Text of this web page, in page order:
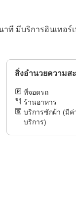
ที มีบริการอินเทอร์
สิ่งอำนวยความส
ที่จอดรถ
ร้านอาหาร
บริการซักผ้า (มีค่
บริการ)